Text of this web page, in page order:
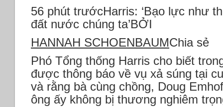
56 phút trướcHarris: ‘Bạo lực như
đất nước chúng ta’BỞI
HANNAH SCHOENBAUMChia sẻ
Phó Tổng thống Harris cho biết
được thông báo về vụ xả súng tại
và rằng bà cùng chồng, Doug
ông ấy không bị thương nghiêm